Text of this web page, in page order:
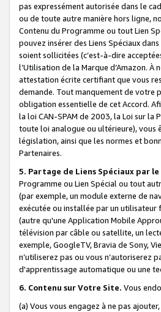
pas expressément autorisée dans le
ou de toute autre manière hors ligne,
Contenu du Programme ou tout Lien
pouvez insérer des Liens Spéciaux
soient sollicitées (c’est-à-dire
l’Utilisation de la Marque d’Amazon.
attestation écrite certifiant que vous
demande. Tout manquement de votre
obligation essentielle de cet Accord.
la loi CAN-SPAM de 2003, la Loi sur la
toute loi analogue ou ultérieure), vous
législation, ainsi que les normes et
Partenaires.
5. Partage de Liens Spéciaux par
Programme ou Lien Spécial ou tout
(par exemple, un module externe de
exécutée ou installée par un
(autre qu'une Application Mobile
télévision par câble ou satellite, un
exemple, GoogleTV, Bravia de Sony,
n’utiliserez pas ou vous n’autoriserez
d'apprentissage automatique ou une
6. Contenu sur Votre Site. Vous
(a) Vous vous engagez à ne pas